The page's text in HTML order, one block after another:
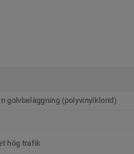
golvbeläggning (polyvinylklorid)
hög trafik